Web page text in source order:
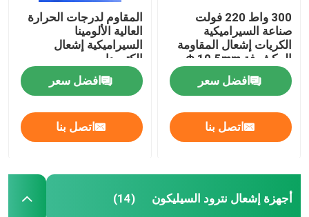
300 واط 220 فولت
صناعة السيراميكية
الكريات إشعال المقاومة
المكشوفة Φ 10.5mm
افضل سعر
اتصل بنا
المقاوم لدرجات الحرارة
العالية الألومينا
السيراميكية إشعال
الكترودات
افضل سعر
اتصل بنا
أجهزة إشعال نترود السيليكون (14)